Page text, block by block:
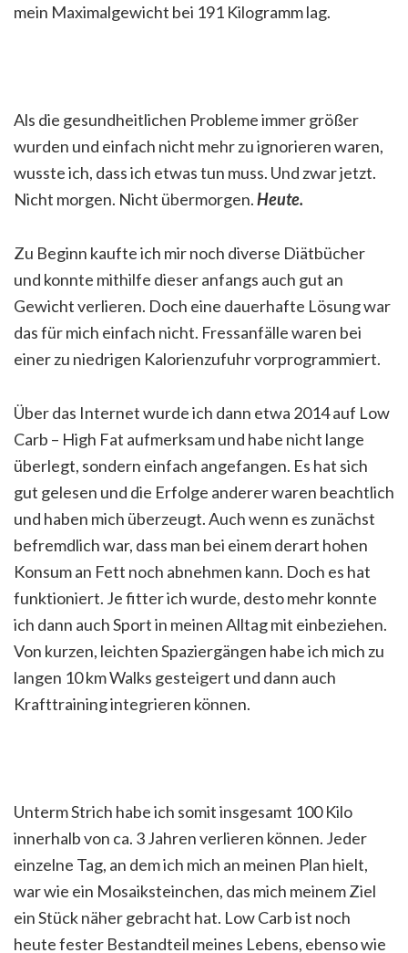
mein Maximalgewicht bei 191 Kilogramm lag.
Als die gesundheitlichen Probleme immer größer
wurden und einfach nicht mehr zu ignorieren waren,
wusste ich, dass ich etwas tun muss. Und zwar jetzt.
Nicht morgen. Nicht übermorgen.Heute.
Zu Beginn kaufte ich mir noch diverse Diätbücher
und konnte mithilfe dieser anfangs auch gut an
Gewicht verlieren. Doch eine dauerhafte Lösung war
das für mich einfach nicht. Fressanfälle waren bei
einer zu niedrigen Kalorienzufuhr vorprogrammiert.
Über das Internet wurde ich dann etwa 2014 auf Low
Carb – High Fat aufmerksam und habe nicht lange
überlegt, sondern einfach angefangen. Es hat sich
gut gelesen und die Erfolge anderer waren beachtlich
und haben mich überzeugt. Auch wenn es zunächst
befremdlich war, dass man bei einem derart hohen
Konsum an Fett noch abnehmen kann. Doch es hat
funktioniert. Je fitter ich wurde, desto mehr konnte
ich dann auch Sport in meinen Alltag mit einbeziehen.
Von kurzen, leichten Spaziergängen habe ich mich zu
langen 10 km Walks gesteigert und dann auch
Krafttraining integrieren können.
Unterm Strich habe ich somit insgesamt 100 Kilo
innerhalb von ca. 3 Jahren verlieren können. Jeder
einzelne Tag, an dem ich mich an meinen Plan hielt,
war wie ein Mosaiksteinchen, das mich meinem Ziel
ein Stück näher gebracht hat. Low Carb ist noch
heute fester Bestandteil meines Lebens, ebenso wie